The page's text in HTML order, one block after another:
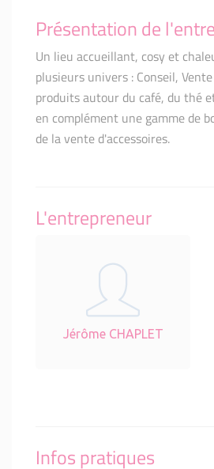
Présentation de
Un lieu accueillant, cosy et
plusieurs univers : Conseil,
produits autour du café, du thé
en complément une gamme de
de la vente d'accessoires.
L'entrepreneur
Jérôme CHAPLET
Infos pratiques